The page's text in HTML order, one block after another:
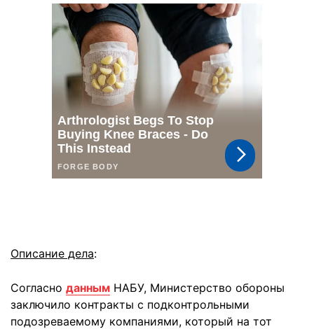
Описание дела:
Согласно данным НАБУ, Министерство обороны
заключило контракты с подконтрольными
подозреваемому компаниями, который на тот